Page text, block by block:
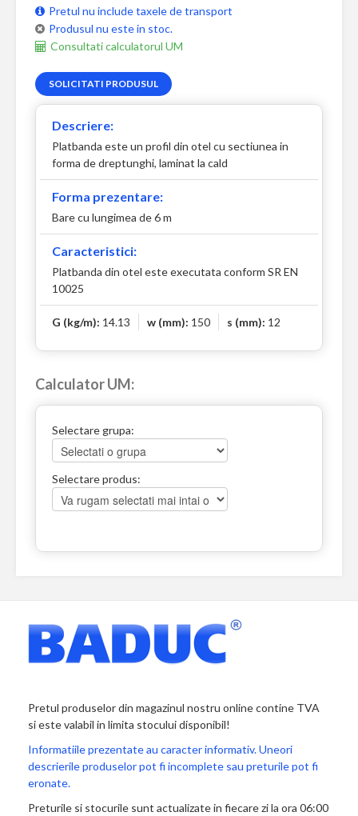
Pretul nu include taxele de transport
Produsul nu este in stoc.
Consultati calculatorul UM
SOLICITATI PRODUSUL
Descriere:
Platbanda este un profil din otel cu sectiunea in
forma de dreptunghi, laminat la cald
Forma prezentare:
Bare cu lungimea de 6 m
Caracteristici:
Platbanda din otel este executata conform SR EN
10025
G (kg/m): 14.13 w (mm): 150 s (mm): 12
Calculator UM:
Selectare grupa:
Selectare produs:
Pretul produselor din magazinul nostru online contine TVA
si este valabil in limita stocului disponibil!
Informatiile prezentate au caracter informativ. Uneori
descrierile produselor pot fi incomplete sau preturile pot fi
eronate.
Preturile si stocurile sunt actualizate in fiecare zi la ora 06:00